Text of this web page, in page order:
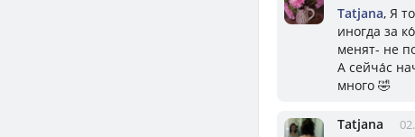
Tatjana, Я
иногда за
менят- не
А сейча́с
много 🤣
Tatjana